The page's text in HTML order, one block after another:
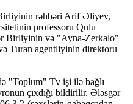
rəhbəri Arif Əliyev,
professoru Qulu
Birliyinin və "Ayna-Zerkalo"
Turan agentliyinin direktoru
"Toplum" Tv işi ilə bağlı
çıxdığı bildirilir. Ələsgər